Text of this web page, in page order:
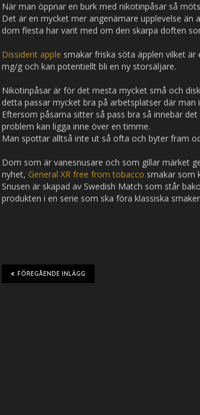
När man öppnar en burk med nikotinpåsar så
Det är en mycket mer angenämare upplevelse
dom flesta har varit med om den skarpa doften
Dissident apple smakar friska söta äpplen vilket är
mg/g och kan potentiellt bli en ny storsäljare.
Nikotinpåsar är för det mesta mycket små och
detta passar mycket bra på arbetsplatser där
Eftersom påsarna sitter så pass bra så innebär
problem kan ligga inne över en timme.
Man spottar alltså inte ut så ofta och byter fram
Dom som är vanesnusare och som gillar märket
nyhet, General XR free from tobacco smakar som
Snusen är skapad av Swedish Match som står
produkten i en serie som ska föra klassiska
FÖREGÅENDE INLÄGG